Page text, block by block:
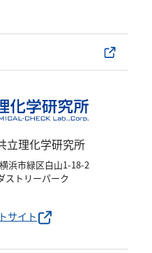
立理化学研究所
浜市緑区白山1-18-2
ストリーパーク
サイト